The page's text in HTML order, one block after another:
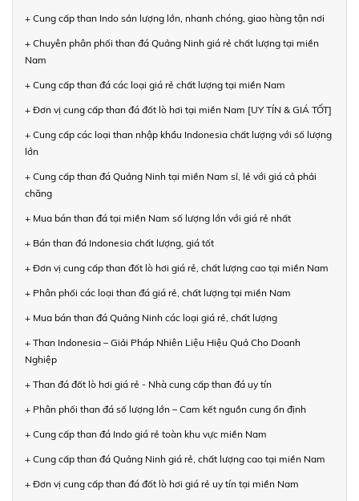
+ Cung cấp than Indo sản lượng lớn, nhanh chóng, giao hàng tận nơi
+ Chuyên phân phối than đá Quảng Ninh giá rẻ chất lượng tại miền
Nam
+ Cung cấp than đá các loại giá rẻ chất lượng tại miền Nam
+ Đơn vị cung cấp than đá đốt lò hơi tại miền Nam [UY TÍN & GIÁ TỐT]
+ Cung cấp các loại than nhập khẩu Indonesia chất lượng với số lượng
lớn
+ Cung cấp than đá Quảng Ninh tại miền Nam sỉ, lẻ với giá cả phải
chăng
+ Mua bán than đá tại miền Nam số lượng lớn với giá rẻ nhất
+ Bán than đá Indonesia chất lượng, giá tốt
+ Đơn vị cung cấp than đốt lò hơi giá rẻ, chất lượng cao tại miền Nam
+ Phân phối các loại than đá giá rẻ, chất lượng tại miền Nam
+ Mua bán than đá Quảng Ninh các loại giá rẻ, chất lượng
+ Than Indonesia – Giải Pháp Nhiên Liệu Hiệu Quả Cho Doanh
Nghiệp
+ Than đá đốt lò hơi giá rẻ - Nhà cung cấp than đá uy tín
+ Phân phối than đá số lượng lớn – Cam kết nguồn cung ổn định
+ Cung cấp than đá Indo giá rẻ toàn khu vực miền Nam
+ Cung cấp than đá Quảng Ninh giá rẻ, chất lượng cao tại miền Nam
+ Đơn vị cung cấp than đá đốt lò hơi giá rẻ uy tín tại miền Nam